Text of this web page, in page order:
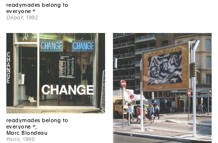
readymades belong to
everyone ®
Dépôt , 1992
readymades belong to
everyone ®,
Marc Blondeau
Paris , 1990